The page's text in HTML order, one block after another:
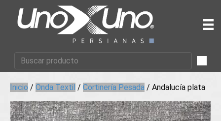
Inicio / Onda Textil / Cortinería Pesada / Andalucía plata